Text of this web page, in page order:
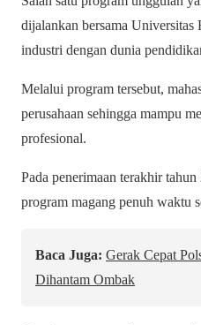
dijalankan bersama Universitas
industri dengan dunia
Melalui program tersebut,
perusahaan sehingga mampu
profesional.
Pada penerimaan terakhir
program magang penuh waktu
Baca Juga: Gerak Cepat
Dihantam Ombak